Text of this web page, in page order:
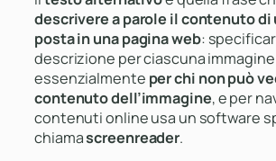
descriverea parole il contenuto di
posta in una pagina web:
descrizione per ciascuna
essenzialmente per chi non può
contenuto dell’immagine, e per
contenuti online usa un software
chiamascreenreader.